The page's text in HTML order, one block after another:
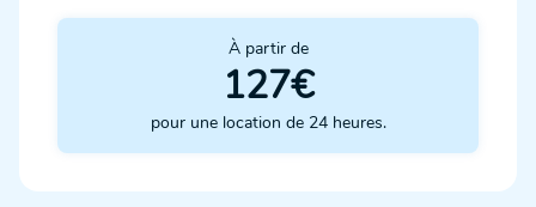
À partir de
127€
pour une location de 24 heures.